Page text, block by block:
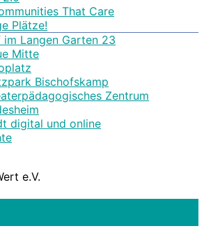
That Care
Plätze!
im Langen Garten 23
Mitte
Bischofskamp
Zentrum
digital und online